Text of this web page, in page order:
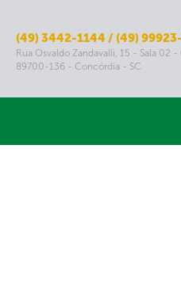
(49) 3442-1144 / (49)
Rua Osvaldo Zandavalli, 15 - Sala 02
89700-136 - Concórdia - SC